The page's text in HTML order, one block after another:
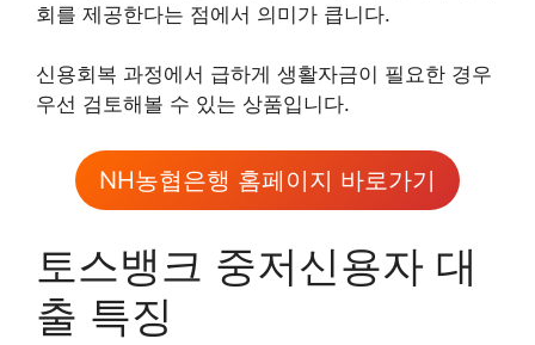
회를 제공한다는 점에서 의미가 큽니다.
신용회복 과정에서 급하게 생활자금이 필요한 경우
우선 검토해볼 수 있는 상품입니다.
NH농협은행 홈페이지 바로가기
토스뱅크 중저신용자 대
출 특징